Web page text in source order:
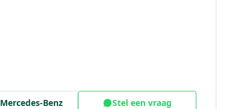
Mercedes-Benz Stel een vraag